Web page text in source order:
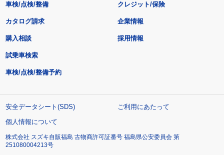
車検/点検/整備 クレジット/保険
カタログ請求
購入相談
試乗車検索
車検/点検/整備予約
企業情報
採用情報
安全データシート(SDS)
ご利用にあたって
個人情報について
株式会社 スズキ自販福島 古物商許可証番号 福島県公安委員会 第
251080004213号